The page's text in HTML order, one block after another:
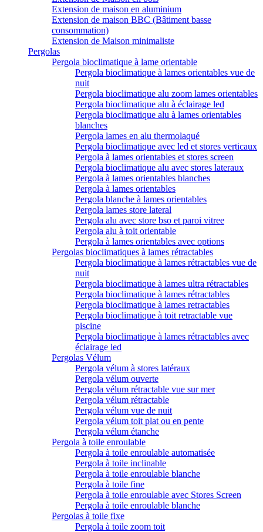
Extension de maison en aluminium
Extension de maison BBC (Bâtiment basse
consommation)
Extension de Maison minimaliste
Pergolas
Pergola bioclimatique à lame orientable
Pergola bioclimatique à lames orientables vue de
nuit
Pergola bioclimatique alu zoom lames orientables
Pergola bioclimatique alu à éclairage led
Pergola bioclimatique alu à lames orientables
blanches
Pergola lames en alu thermolaqué
Pergola bioclimatique avec led et stores verticaux
Pergola à lames orientables et stores screen
Pergola bioclimatique alu avec stores lateraux
Pergola à lames orientables blanches
Pergola à lames orientables
Pergola blanche à lames orientables
Pergola lames store lateral
Pergola alu avec store bso et paroi vitree
Pergola alu à toit orientable
Pergola à lames orientables avec options
Pergolas bioclimatiques à lames rétractables
Pergola bioclimatique à lames rétractables vue de
nuit
Pergola bioclimatique à lames ultra rétractables
Pergola bioclimatique à lames rétractables
Pergola bioclimatique à lames retractables
Pergola bioclimatique à toit retractable vue
piscine
Pergola bioclimatique à lames rétractables avec
éclairage led
Pergolas Vélum
Pergola vélum à stores latéraux
Pergola vélum ouverte
Pergola vélum rétractable vue sur mer
Pergola vélum rétractable
Pergola vélum vue de nuit
Pergola vélum toit plat ou en pente
Pergola vélum étanche
Pergola à toile enroulable
Pergola à toile enroulable automatisée
Pergola à toile inclinable
Pergola à toile enroulable blanche
Pergola à toile fine
Pergola à toile enroulable avec Stores Screen
Pergola à toile enroulable blanche
Pergolas à toile fixe
Pergola à toile zoom toit